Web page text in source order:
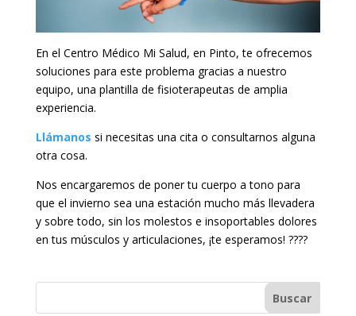
En el Centro Médico Mi Salud, en Pinto, te ofrecemos
soluciones para este problema gracias a nuestro
equipo, una plantilla de fisioterapeutas de amplia
experiencia.
Llámanos si necesitas una cita o consultarnos alguna
otra cosa.
Nos encargaremos de poner tu cuerpo a tono para
que el invierno sea una estación mucho más llevadera
y sobre todo, sin los molestos e insoportables dolores
en tus músculos y articulaciones, ¡te esperamos! ????